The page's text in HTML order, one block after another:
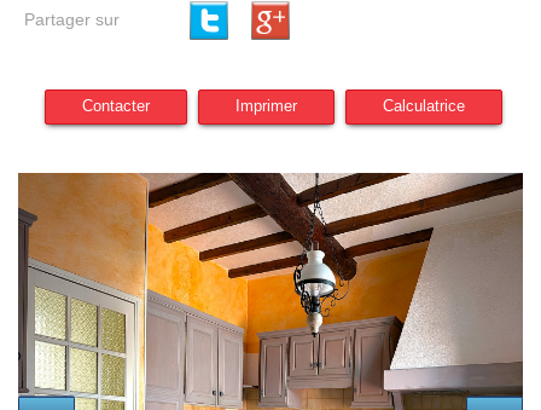
Partager sur
Contacter Imprimer Calculatrice